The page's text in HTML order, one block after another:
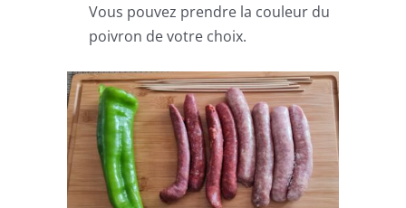
Vous pouvez prendre la couleur du
poivron de votre choix.